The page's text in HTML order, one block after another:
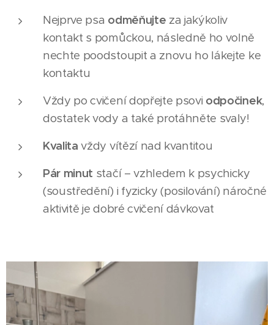
Nejprve psa odměňujte za jakýkoliv
kontakt s pomůckou, následně ho volně
nechte poodstoupit a znovu ho lákejte ke
kontaktu
Vždy po cvičení dopřejte psovi odpočinek,
dostatek vody a také protáhněte svaly!
Kvalita vždy vítězí nad kvantitou
Pár minut stačí – vzhledem k psychicky
(soustředění) i fyzicky (posilování) náročné
aktivitě je dobré cvičení dávkovat